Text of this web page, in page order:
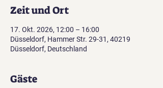
Zeit und Ort
17. Okt. 2026, 12:00 – 16:00
Düsseldorf, Hammer Str. 29-31, 40219
Düsseldorf, Deutschland
Gäste